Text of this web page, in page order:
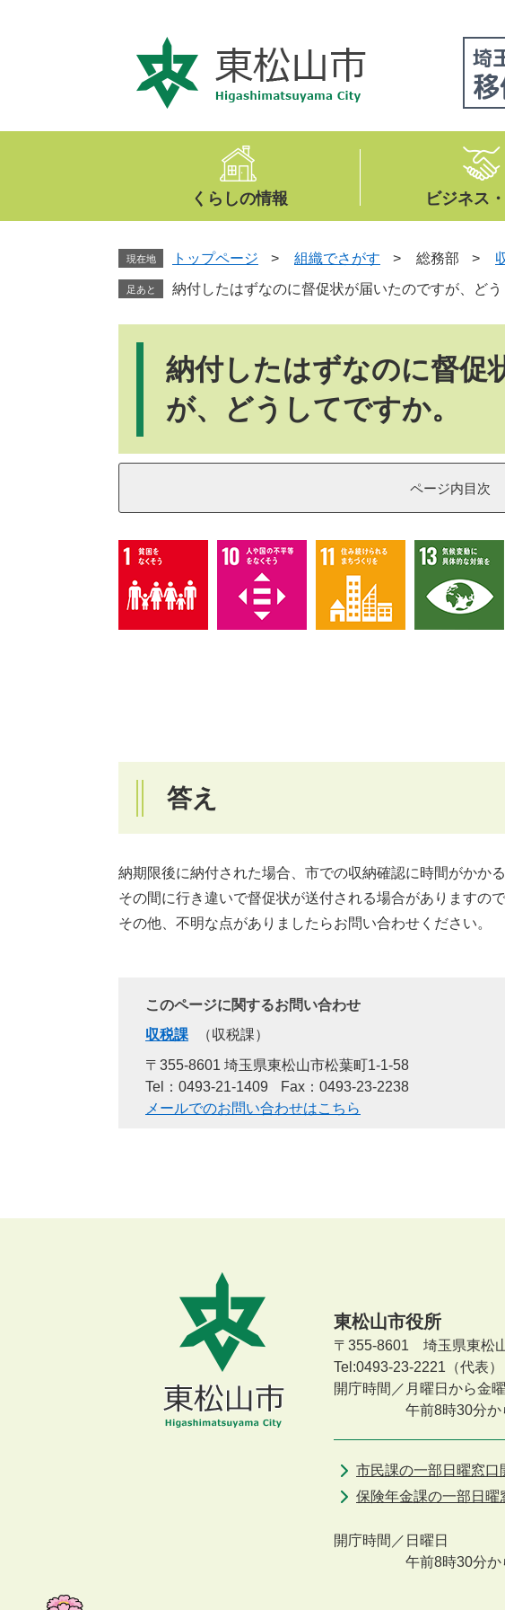
文
くらしの情報 ビジネス
現在地 トップページ > 組織でさがす > 総務部 >
足あと 納付したはずなのに督促状が届いたのですが、どう
納付したはずなのに督促
が、どうしてですか。
ページ内目次
答え
納期限後に納付された場合、市での収納確認に時間がかかる
その間に行き違いで督促状が送付される場合がありますの
その他、不明な点がありましたらお問い合わせください。
このページに関するお問い合わせ
収税課
収税課
〒355-8601 埼玉県東松山市松葉町1-1-58
Tel：0493-21-1409
Fax：0493-23-2238
メールでのお問い合わせはこちら
東松山市役所
〒355-8601 埼玉県東松
Tel:0493-23-2221（代表）
開庁時間／月曜日から金
午前8時30分
市民課の一部日曜窓口
保険年金課の一部日曜
開庁時間／ 日曜日
午前8時30分